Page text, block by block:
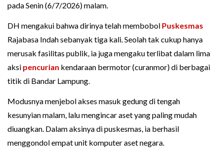
pada Senin (6/7/2026) malam.
DH mengakui bahwa dirinya telah membobol Puskesmas
Rajabasa Indah sebanyak tiga kali. Seolah tak cukup hanya
merusak fasilitas publik, ia juga mengaku terlibat dalam lima
aksi pencurian kendaraan bermotor (curanmor) di berbagai
titik di Bandar Lampung.
Modusnya menjebol akses masuk gedung di tengah
kesunyian malam, lalu mengincar aset yang paling mudah
diuangkan. Dalam aksinya di puskesmas, ia berhasil
menggondol empat unit komputer aset negara.